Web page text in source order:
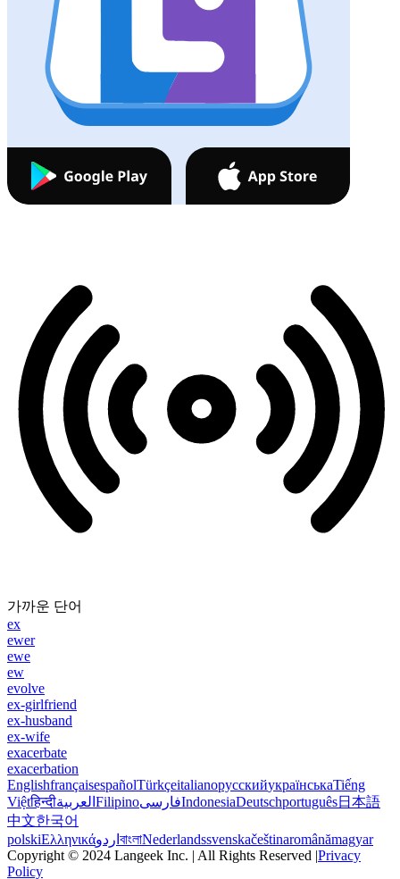
가까운 단어
ex
ewer
ewe
ew
evolve
ex-girlfriend
ex-husband
ex-wife
exacerbate
exacerbation
EnglishfrançaisespañolTürkçeitalianoрусскийукраїнськаTiếng
Việtहिन्दीالعربية FilipinoفارسیIndonesiaDeutschportuguês日本語
中文한국어
polskiΕλληνικάاردو বাংলাNederlandssvenskačeštinaromânămagyar
Copyright © 2024 Langeek Inc. | All Rights Reserved |Privacy
Policy